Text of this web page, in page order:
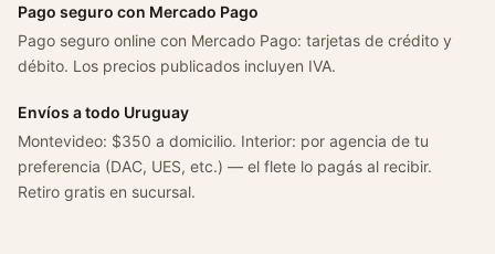
Pago seguro con Mercado Pago
Pago seguro online con Mercado Pago: tarjetas de crédito y
débito. Los precios publicados incluyen IVA.
Envíos a todo Uruguay
Montevideo: $350 a domicilio. Interior: por agencia de tu
preferencia (DAC, UES, etc.) — el flete lo pagás al recibir.
Retiro gratis en sucursal.